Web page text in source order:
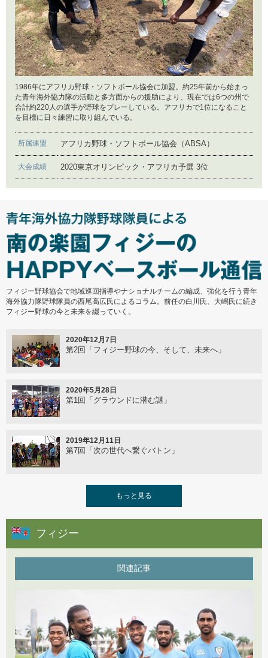
2021年7月15日
キャッチボールクラシックオンライン国際交流大会プ
レ大会2021
2021年4月26日
原点に戻る
2021年3月22日
協働
迫られる変革
WEB野球教室
2020年7月20日
変わるもの、変わらないもの
2020年5月14日
ネパールへの直行便
第14回BFA西アジア野球大会2019
2019年7月2日
政府機関とのつながり
1986年にアフリカ野球・ソフトボール協会に加盟。約25年前から始まっ
た青年海外協力隊の活動と多方面からの援助により、現在では6つの州で
合計約220人の選手が野球をプレーしている。アフリカで1位になること
を目標に日々練習に取り組んでいる。
所属連盟 アフリカ野球・ソフトボール協会（ABSA）
大会成績 2020東京オリンピック・アフリカ予選 3位
フィジー野球協会で地域巡回指導やナショナルチームの編成、強化を行う青年
海外協力隊野球隊員の西尾高広氏によるコラム。前任の白川氏、大嶋氏に続き
フィジー野球の今と未来を綴っていく。
2020年12月7日
第2回「フィジー野球の今、そして、未来へ」
2020年5月28日
第1回「グラウンドに潜む謎」
2019年12月11日
第7回「次の世代へ繋ぐバトン」
第6回「U12W杯～オープニングラウンドを終えて～」
第5回「U12フィジー野球代表 世界大会へ出発」
2019年6月27日
2019年3月25日
第3回「Fiji野球 世界へ挑戦!?」
もっと見る
フィジー
関連記事